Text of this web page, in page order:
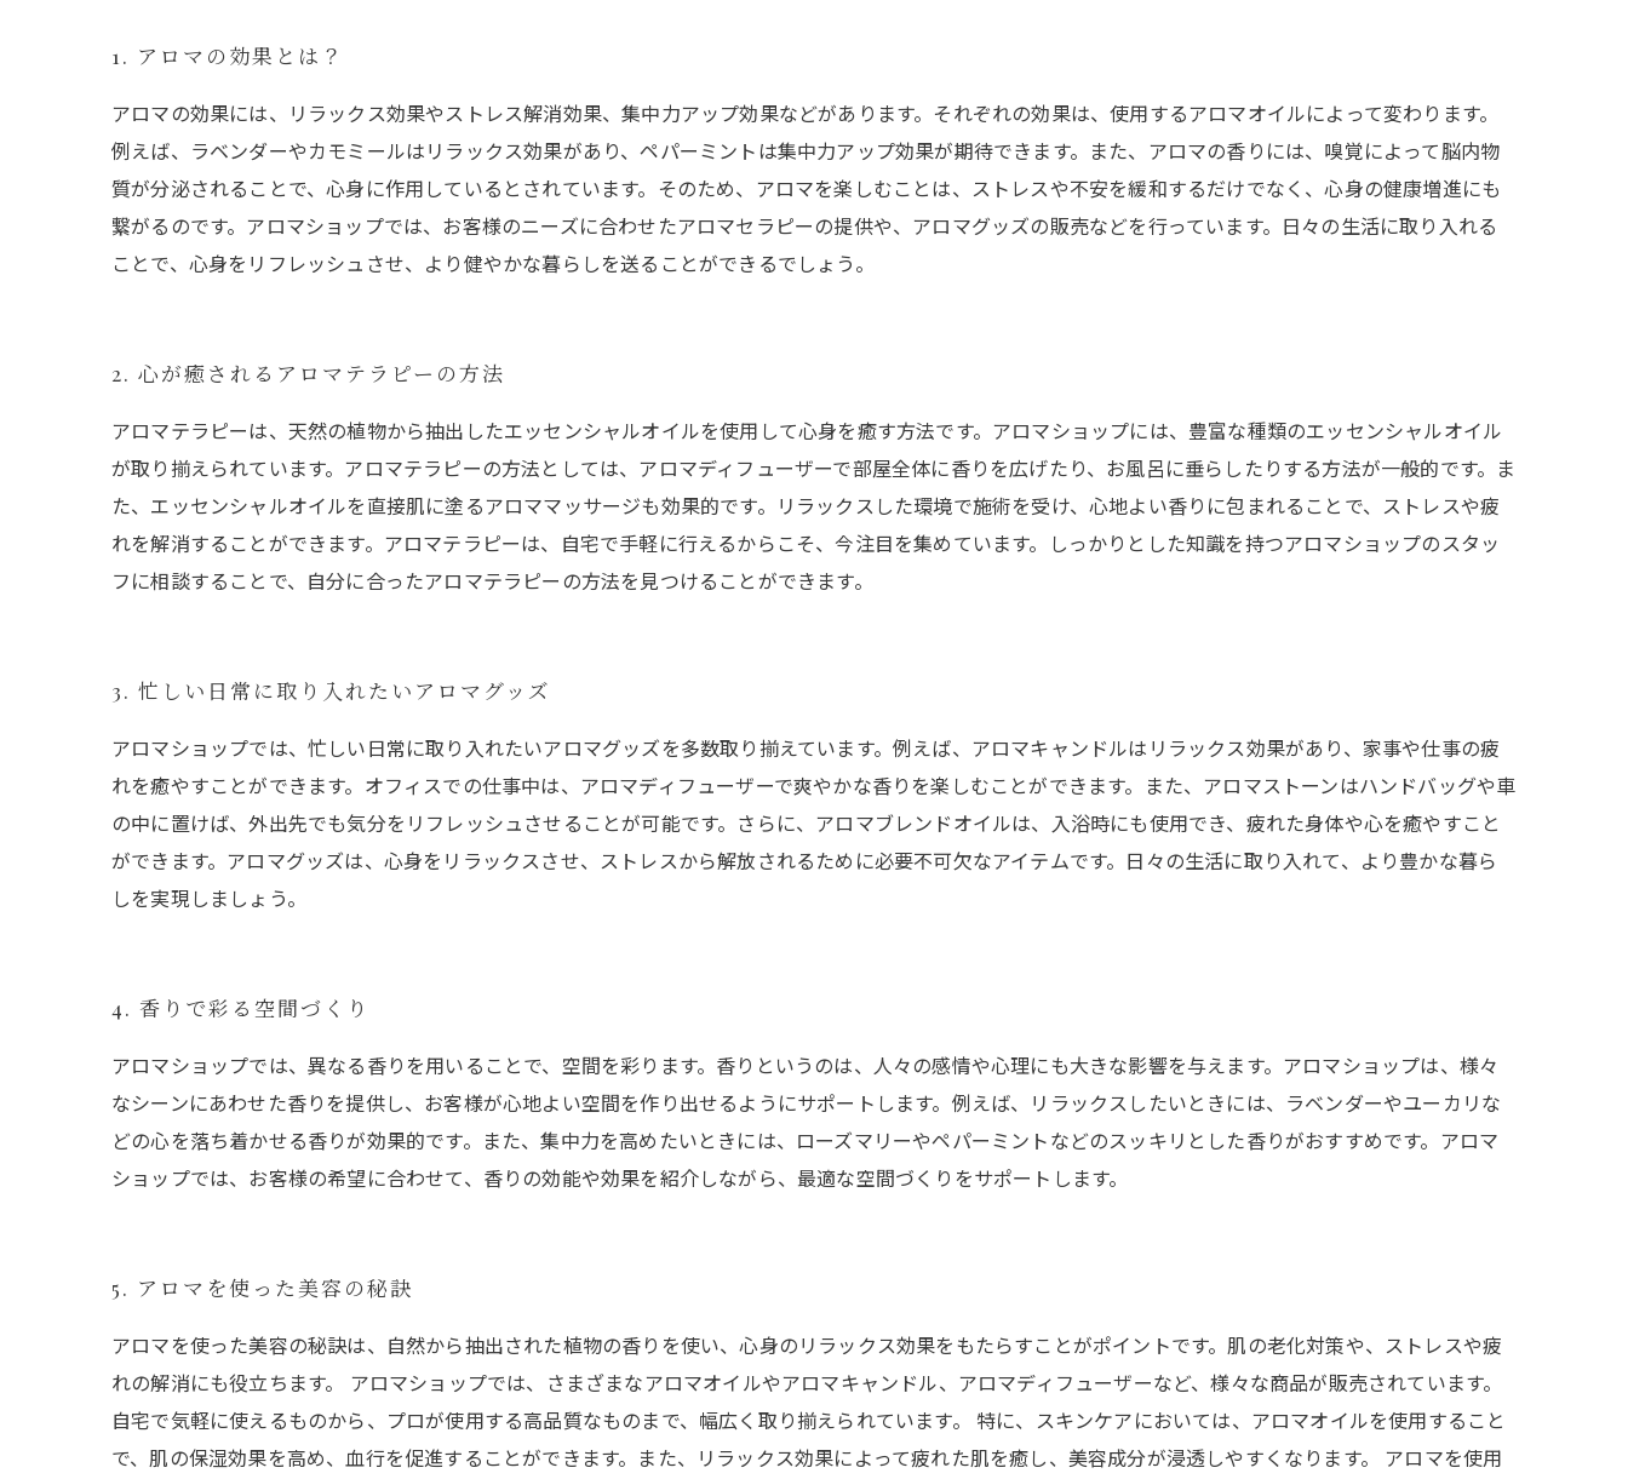
1. アロマの効果とは？
アロマの効果には、リラックス効果やストレス解消効果、集中力アップ効果などがあります。それぞれの効果は、使用するアロマオイルによって変わります。
例えば、ラベンダーやカモミールはリラックス効果があり、ペパーミントは集中力アップ効果が期待できます。また、アロマの香りには、嗅覚によって脳内物
質が分泌されることで、心身に作用しているとされています。そのため、アロマを楽しむことは、ストレスや不安を緩和するだけでなく、心身の健康増進にも
繋がるのです。アロマショップでは、お客様のニーズに合わせたアロマセラピーの提供や、アロマグッズの販売などを行っています。日々の生活に取り入れる
ことで、心身をリフレッシュさせ、より健やかな暮らしを送ることができるでしょう。
2. 心が癒されるアロマテラピーの方法
アロマテラピーは、天然の植物から抽出したエッセンシャルオイルを使用して心身を癒す方法です。アロマショップには、豊富な種類のエッセンシャルオイル
が取り揃えられています。アロマテラピーの方法としては、アロマディフューザーで部屋全体に香りを広げたり、お風呂に垂らしたりする方法が一般的です。ま
た、エッセンシャルオイルを直接肌に塗るアロママッサージも効果的です。リラックスした環境で施術を受け、心地よい香りに包まれることで、ストレスや疲
れを解消することができます。アロマテラピーは、自宅で手軽に行えるからこそ、今注目を集めています。しっかりとした知識を持つアロマショップのスタッ
フに相談することで、自分に合ったアロマテラピーの方法を見つけることができます。
3. 忙しい日常に取り入れたいアロマグッズ
アロマショップでは、忙しい日常に取り入れたいアロマグッズを多数取り揃えています。例えば、アロマキャンドルはリラックス効果があり、家事や仕事の疲
れを癒やすことができます。オフィスでの仕事中は、アロマディフューザーで爽やかな香りを楽しむことができます。また、アロマストーンはハンドバッグや車
の中に置けば、外出先でも気分をリフレッシュさせることが可能です。さらに、アロマブレンドオイルは、入浴時にも使用でき、疲れた身体や心を癒やすこと
ができます。アロマグッズは、心身をリラックスさせ、ストレスから解放されるために必要不可欠なアイテムです。日々の生活に取り入れて、より豊かな暮ら
しを実現しましょう。
4. 香りで彩る空間づくり
アロマショップでは、異なる香りを用いることで、空間を彩ります。香りというのは、人々の感情や心理にも大きな影響を与えます。アロマショップは、様々
なシーンにあわせた香りを提供し、お客様が心地よい空間を作り出せるようにサポートします。例えば、リラックスしたいときには、ラベンダーやユーカリな
どの心を落ち着かせる香りが効果的です。また、集中力を高めたいときには、ローズマリーやペパーミントなどのスッキリとした香りがおすすめです。アロマ
ショップでは、お客様の希望に合わせて、香りの効能や効果を紹介しながら、最適な空間づくりをサポートします。
5. アロマを使った美容の秘訣
アロマを使った美容の秘訣は、自然から抽出された植物の香りを使い、心身のリラックス効果をもたらすことがポイントです。肌の老化対策や、ストレスや疲
れの解消にも役立ちます。 アロマショップでは、さまざまなアロマオイルやアロマキャンドル、アロマディフューザーなど、様々な商品が販売されています。
自宅で気軽に使えるものから、プロが使用する高品質なものまで、幅広く取り揃えられています。 特に、スキンケアにおいては、アロマオイルを使用すること
で、肌の保湿効果を高め、血行を促進することができます。また、リラックス効果によって疲れた肌を癒し、美容成分が浸透しやすくなります。 アロマを使用